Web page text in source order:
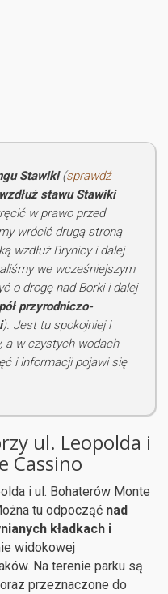
Stawiki(sprawdź
wzdłuż stawu Stawiki
w prawo przed
wrócić drugą stroną
wzdłuż Brynicy i dalej
we wcześniejszym
o drogę nad Borki i dalej
przyrodniczo-
). Jest tu spokojniej i
a w czystych wodach
i informacji pojawi się
ul. Leopolda i
Cassino
i ul. Bohaterów Monte
tu odpocząć nad
kładkach i
widokowej
Na terenie parku są
przeznaczone do